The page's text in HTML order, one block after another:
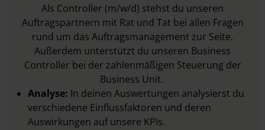
Als Controller (m/w/d) stehst du unseren
Auftragspartnern mit Rat und Tat bei allen Fragen
rund um das Auftragsmanagement zur Seite.
Außerdem unterstützt du unseren Business
Controller bei der zahlenmäßigen Steuerung der
Business Unit.
Analyse: In deinen Auswertungen analysierst du
verschiedene Einflussfaktoren und deren
Auswirkungen auf unsere KPIs.